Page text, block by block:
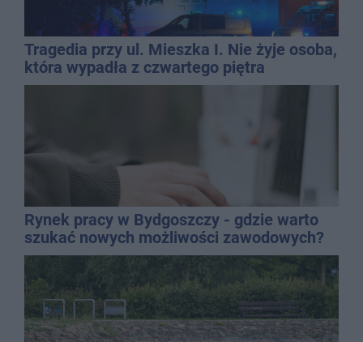
Tragedia przy ul. Mieszka I. Nie żyje osoba,
która wypadła z czwartego piętra
Rynek pracy w Bydgoszczy - gdzie warto
szukać nowych możliwości zawodowych?